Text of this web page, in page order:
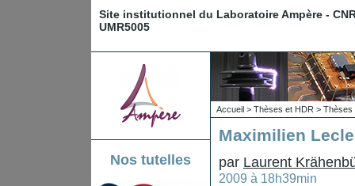
Site institutionnel du Laboratoire Ampère -
UMR5005
Nos tutelles
Accueil > Thèses et HDR > Thèses
Maximilien
par Laurent
2009 à 18h39min